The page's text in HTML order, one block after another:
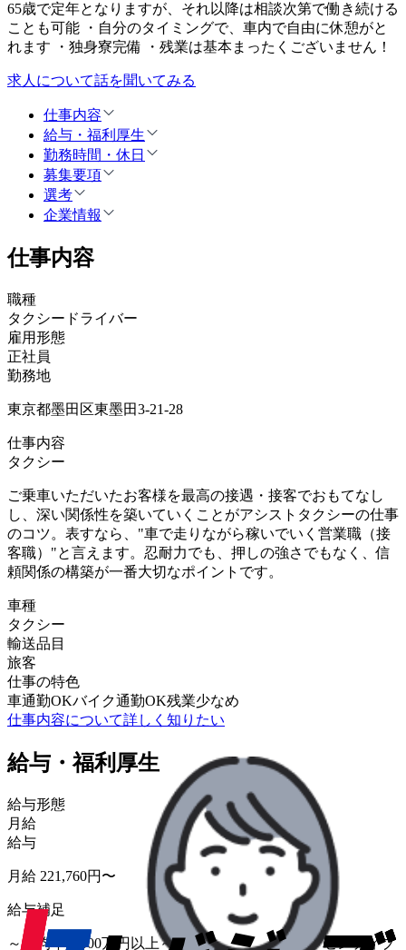
65歳で定年となりますが、それ以降は相談次第で働き続ける
ことも可能 ・自分のタイミングで、車内で自由に休憩がと
れます ・独身寮完備 ・残業は基本まったくございません！
求人について話を聞いてみる
仕事内容
給与・福利厚生
勤務時間・休日
募集要項
選考
企業情報
仕事内容
職種
タクシードライバー
雇用形態
正社員
勤務地
東京都墨田区東墨田3-21-28
仕事内容
タクシー
ご乗車いただいたお客様を最高の接遇・接客でおもてなし
し、深い関係性を築いていくことがアシストタクシーの仕事
のコツ。表すなら、"車で走りながら稼いでいく営業職（接
客職）"と言えます。忍耐力でも、押しの強さでもなく、信
頼関係の構築が一番大切なポイントです。
車種
タクシー
輸送品目
旅客
仕事の特色
車通勤OKバイク通勤OK残業少なめ
仕事内容について詳しく知りたい
給与・福利厚生
給与形態
月給
給与
月給 221,760円〜
給与補足
～平均年収600万円以上～ 月給34万円以上＋インセンティブ